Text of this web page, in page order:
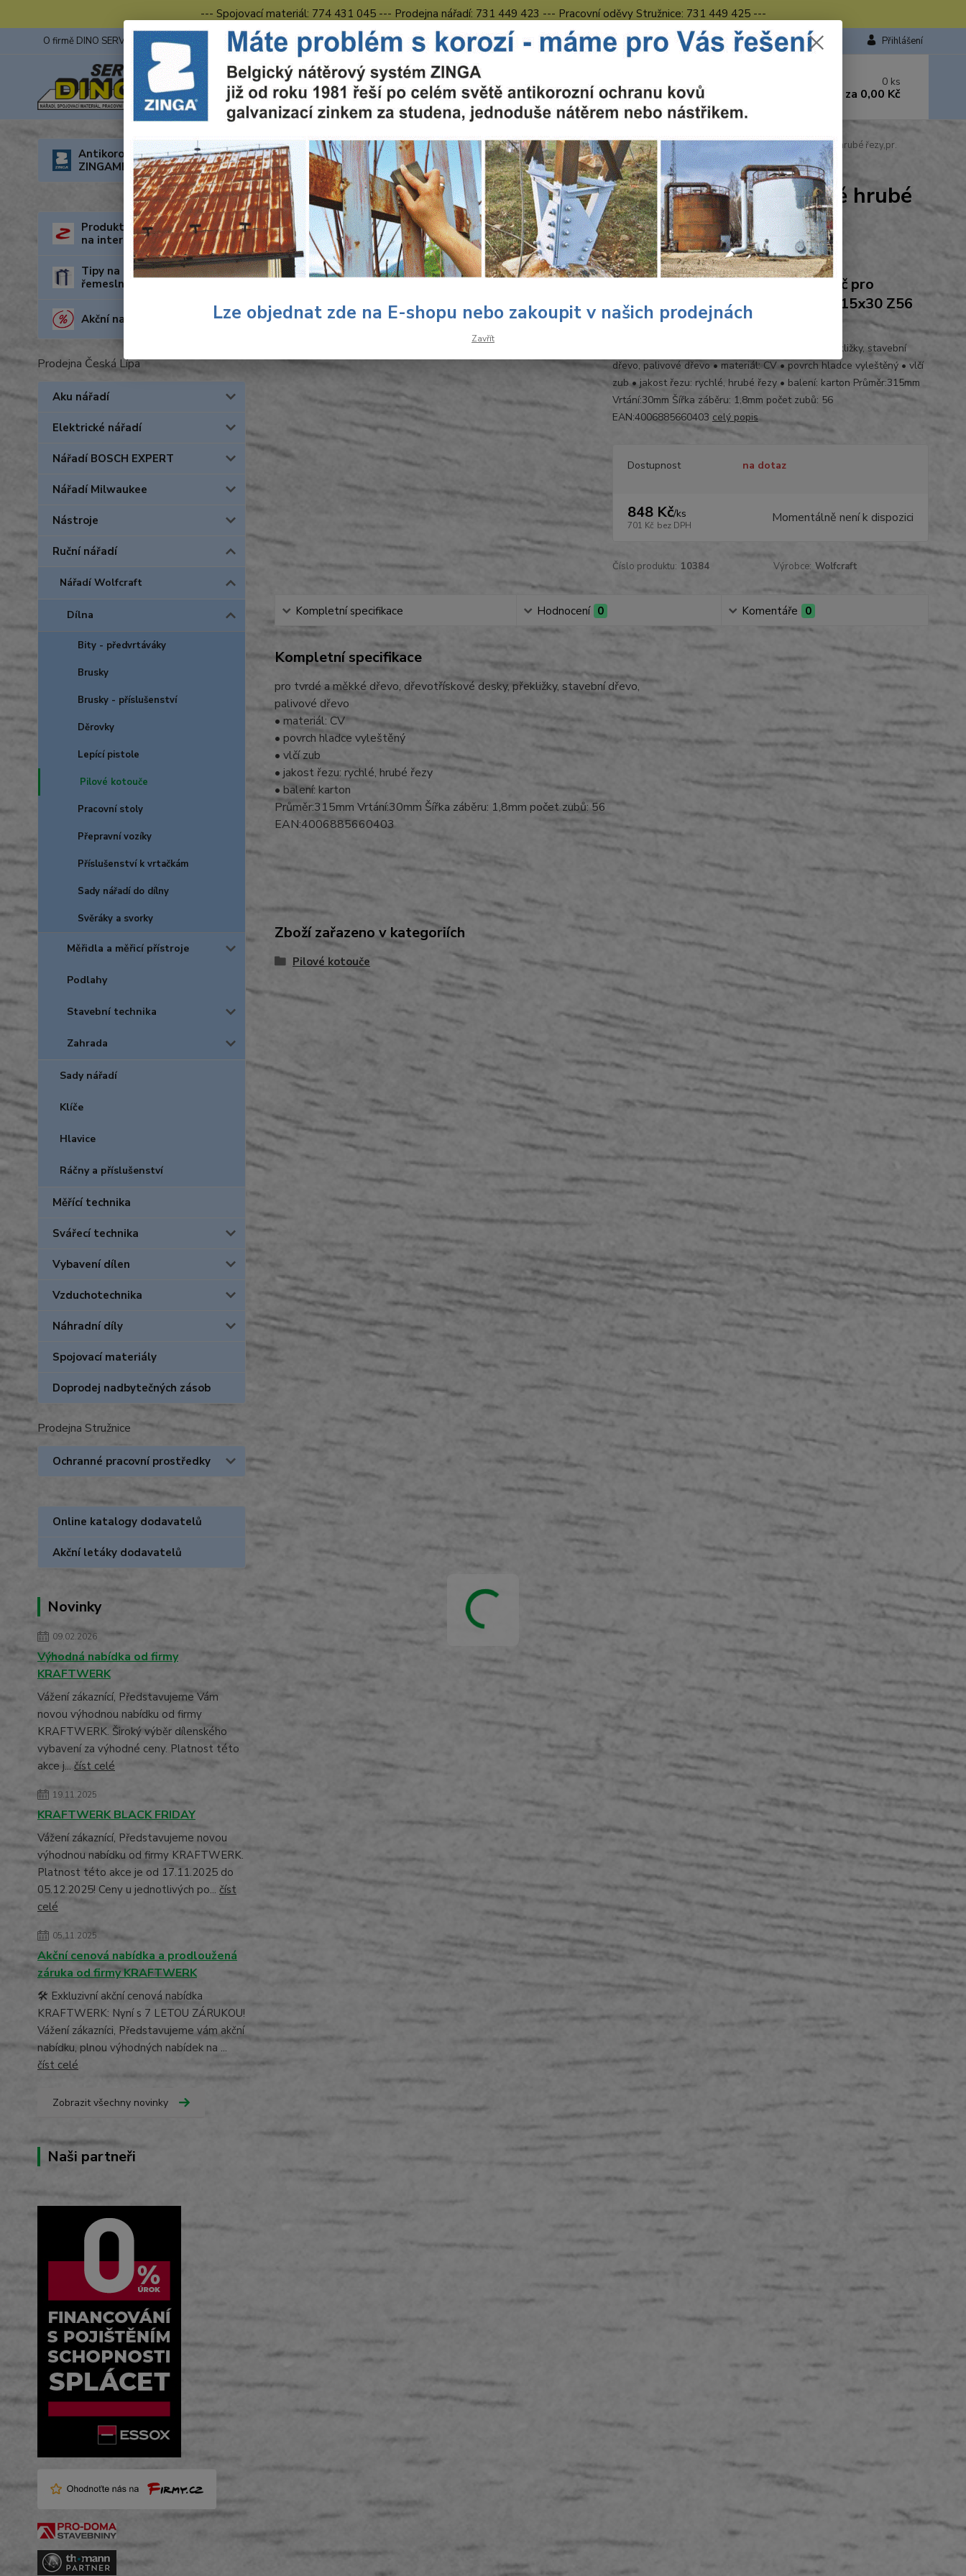
--- Spojovací materiál: 774 431 045 --- Prodejna nářadí: 731 449 423 --- Pracovní oděvy Stružnice: 731 449 425 ---
O firmě DINO SERVIS s.r.o. ZINGA Fotogalerie z výstav Obchodní podmínky Kontakty Česká Lípa Přihlášení
Hledat 731 449 423
8.00 hod. - 16.00 hod.
0 ks
za 0,00 Kč
Antikorozní nátěry
ZINGAMETALL
Produkty za nejnižší cenu
na internetu
Tipy na dárky pro kutily a
řemeslníky
Akční nabídka
Prodejna Česká Lípa
Aku nářadí
Elektrické nářadí
Nářadí BOSCH EXPERT
Nářadí Milwaukee
Nástroje
Ruční nářadí
Nářadí Wolfcraft
Dílna
Bity - předvrtáváky
Brusky
Brusky - příslušenství
Děrovky
Lepící pistole
Pilové kotouče
Pracovní stoly
Přepravní vozíky
Příslušenství k vrtačkám
Sady nářadí do dílny
Svěráky a svorky
Měřidla a měřicí přístroje
Podlahy
Stavební technika
Zahrada
Sady nářadí
Klíče
Hlavice
Ráčny a příslušenství
Měřící technika
Svářecí technika
Vybavení dílen
Vzduchotechnika
Náhradní díly
Spojovací materiály
Doprodej nadbytečných zásob
Prodejna Stružnice
Ochranné pracovní prostředky
Online katalogy dodavatelů
Akční letáky dodavatelů
Novinky
09.02.2026
Výhodná nabídka od firmy
KRAFTWERK
Vážení zákaznící, Představujeme Vám
novou výhodnou nabídku od firmy
KRAFTWERK. Široký výběr dílenského
vybavení za výhodné ceny. Platnost této
akce j... číst celé
19.11.2025
KRAFTWERK BLACK FRIDAY
Vážení zákaznící, Představujeme novou
výhodnou nabídku od firmy KRAFTWERK.
Platnost této akce je od 17.11.2025 do
05.12.2025! Ceny u jednotlivých po... číst
celé
05.11.2025
Akční cenová nabídka a prodloužená
záruka od firmy KRAFTWERK
🛠️ Exkluzivní akční cenová nabídka
KRAFTWERK: Nyní s 7 LETOU ZÁRUKOU!
Vážení zákazníci, Představujeme vám akční
nabídku, plnou výhodných nabídek na ...
číst celé
Zobrazit všechny novinky
Naši partneři
Úvod Ruční nářadí Nářadí Wolfcraft Dílna Pilové kotouče
Wolfcraft Wolfcraft pilový kotouč pro cirkulárky středně hrubé řezy,pr.
315x30 Z56 6604000
Wolfcraft Wolfcraft pilový kotouč pro cirkulárky středně hrubé
řezy,pr. 315x30 Z56 6604000
Ohodnotit produkt
Wolfcraft Wolfcraft pilový kotouč pro
cirkulárky středně hrubé řezy,pr. 315x30 Z56
6604000
pro tvrdé a měkké dřevo, dřevotřískové desky, překližky, stavební
dřevo, palivové dřevo • materiál: CV • povrch hladce vyleštěný • vlčí
zub • jakost řezu: rychlé, hrubé řezy • balení: karton Průměr:315mm
Vrtání:30mm Šířka záběru: 1,8mm počet zubů: 56
EAN:4006885660403 celý popis
Dostupnost na dotaz
848 Kč/ks
701 Kč bez DPH Momentálně není k dispozici
Číslo produktu: 10384 Výrobce: Wolfcraft
Kompletní specifikace Hodnocení 0 Komentáře 0
Kompletní specifikace
pro tvrdé a měkké dřevo, dřevotřískové desky, překližky, stavební dřevo,
palivové dřevo
• materiál: CV
• povrch hladce vyleštěný
• vlčí zub
• jakost řezu: rychlé, hrubé řezy
• balení: karton
Průměr:315mm Vrtání:30mm Šířka záběru: 1,8mm počet zubů: 56
EAN:4006885660403
Zboží zařazeno v kategoriích
Pilové kotouče
Lze objednat zde na E-shopu nebo zakoupit v našich prodejnách
Zavřít